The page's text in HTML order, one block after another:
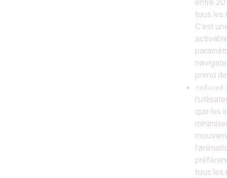
entre
tous les
C’est
prend
reduced
que les
tous les